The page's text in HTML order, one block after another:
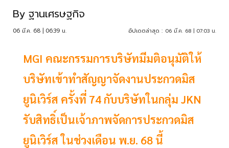
By ฐานเศรษฐกิจ
06 มี.ค. 68 | 06:39 น. อัปเดตล่าสุด : 06 มี.ค. 68 | 07:03 น.
MGI คณะกรรมการบริษัทมีมติอนุมัติให้
บริษัทเข้าทำสัญญาจัดงานประกวดมิส
ยูนิเวิร์ส ครั้งที่ 74 กับบริษัทในกลุ่ม JKN
รับสิทธิ์เป็นเจ้าภาพจัดการประกวดมิส
ยูนิเวิร์ส ในช่วงเดือน พ.ย. 68 นี้